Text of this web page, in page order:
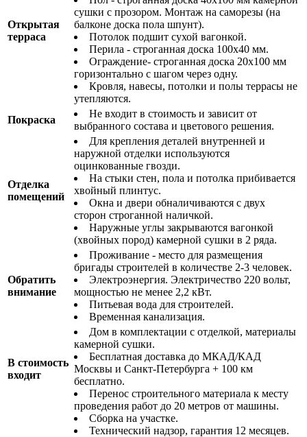
Открытая
терраса
сушки с прозором. Монтаж на саморезы (на
балконе доска пола шпунт).
Потолок подшит сухой вагонкой.
Перила - строганная доска 100х40 мм.
Ограждение- строганная доска 20х100 мм
горизонтально с шагом через одну.
Кровля, навесы, потолки и полы террасы не
утепляются.
Покраска
Не входит в стоимость и зависит от
выбранного состава и цветового решения.
Отделка
помещений
Для крепления деталей внутренней и
наружной отделки используются
оцинкованные гвозди.
На стыки стен, пола и потолка прибивается
хвойный плинтус.
Окна и двери обналичиваются с двух
сторон строганной наличкой.
Наружные углы закрываются вагонкой
(хвойных пород) камерной сушки в 2 ряда.
Обратить
внимание
Проживание - место для размещения
бригады строителей в количестве 2-3 человек.
Электроэнергия. Электричество 220 вольт,
мощностью не менее 2,2 кВт.
Питьевая вода для строителей.
Временная канализация.
В стоимость
входит
Дом в комплектации с отделкой, материалы
камерной сушки.
Бесплатная доставка до МКАД/КАД
Москвы и Санкт-Петербурга + 100 км
бесплатно.
Перенос строительного материала к месту
проведения работ до 20 метров от машины.
Сборка на участке.
Технический надзор, гарантия 12 месяцев.